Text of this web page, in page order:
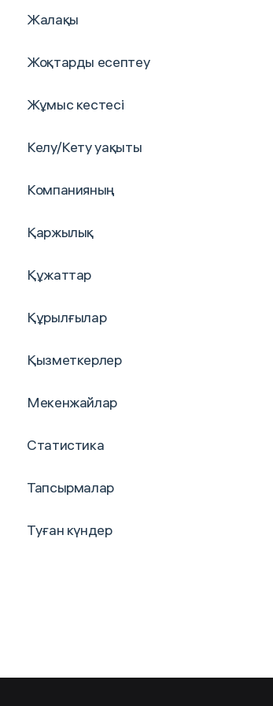
Жалақы
Жоқтарды есептеу
Жұмыс кестесі
Келу/Кету уақыты
Компанияның
Қаржылық
Құжаттар
Құрылғылар
Қызметкерлер
Мекенжайлар
Статистика
Тапсырмалар
Туған күндер